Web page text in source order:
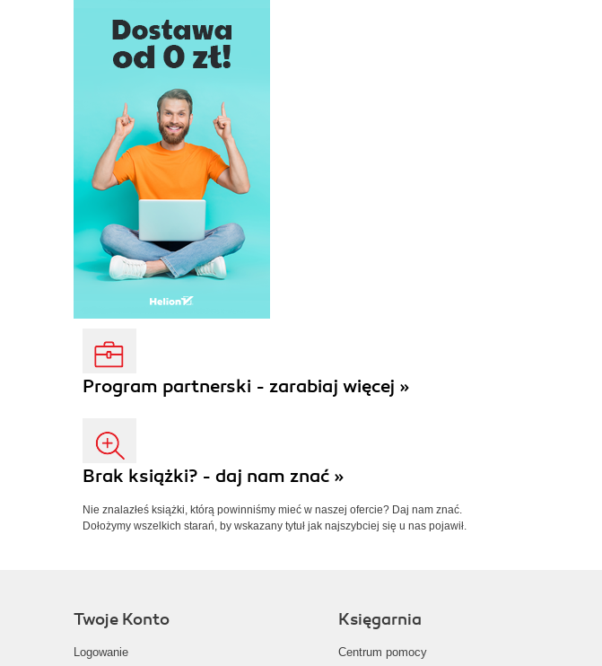
Program partnerski - zarabiaj więcej »
Brak książki? - daj nam znać »
Nie znalazłeś książki, którą powinniśmy mieć w naszej ofercie? Daj nam znać.
Dołożymy wszelkich starań, by wskazany tytuł jak najszybciej się u nas pojawił.
Twoje Konto
Logowanie
Księgarnia
Centrum pomocy